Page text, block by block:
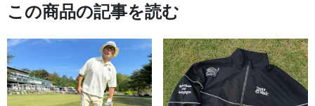
この商品の記事を読む